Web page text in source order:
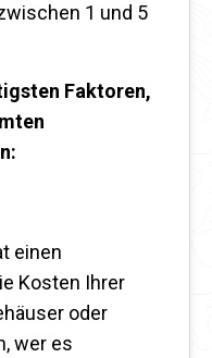
1 und 5
Faktoren,
einen
Kosten Ihrer
oder
wer es